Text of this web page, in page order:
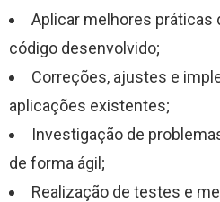
Aplicar melhores práticas
código desenvolvido;
Correções, ajustes e
aplicações existentes;
Investigação de
de forma ágil;
Realização de testes e